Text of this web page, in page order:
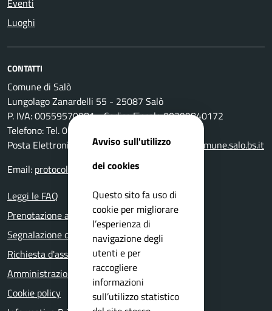
Luoghi
CONTATTI
Comune di Salò
Lungolago Zanardelli 55 - 25087 Salò
P. IVA: 00559570981 - Codice Fiscale 00399840172
Telefono: Tel. 0365-296801
Posta Elettronica Certificata:protocollo@pec.comune.salo.bs.it
Email: protocollo@comune.salo.bs.it
Leggi le FAQ
Prenotazione appuntamento
Segnalazione disservizio
Richiesta d'assistenza
Amministrazione trasparente
Cookie policy
Avviso sull'utilizzo
dei cookies
Questo sito fa uso di
cookie per migliorare
l’esperienza di
navigazione degli
utenti e per
raccogliere
informazioni
sull’utilizzo statistico